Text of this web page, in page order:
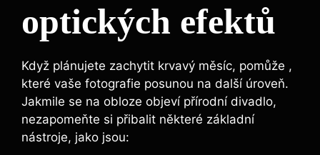
optických efektů
Když plánujete zachytit krvavý měsíc, pomůže ,
které vaše‍ fotografie⁢ posunou na ⁣další úroveň.
Jakmile se na obloze objeví přírodní divadlo,
nezapomeňte si přibalit některé základní
nástroje, jako jsou: